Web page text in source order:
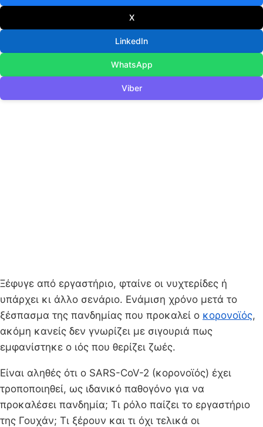
X
LinkedIn
WhatsApp
Viber
Ξέφυγε από εργαστήριο, φταίνε οι νυχτερίδες ή
υπάρχει κι άλλο σενάριο. Ενάμιση χρόνο μετά το
ξέσπασμα της πανδημίας που προκαλεί ο κορονοϊός,
ακόμη κανείς δεν γνωρίζει με σιγουριά πως
εμφανίστηκε ο ιός που θερίζει ζωές.
Είναι αληθές ότι ο SARS-CoV-2 (κορονοϊός) έχει
τροποποιηθεί, ως ιδανικό παθογόνο για να
προκαλέσει πανδημία; Τι ρόλο παίζει το εργαστήριο
της Γουχάν; Τι ξέρουν και τι όχι τελικά οι